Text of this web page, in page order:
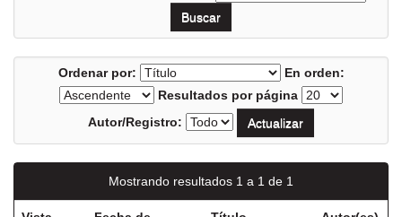
Ordenar por:
En orden:
Resultados por página
Autor/Registro:
Mostrando resultados 1 a 1 de 1